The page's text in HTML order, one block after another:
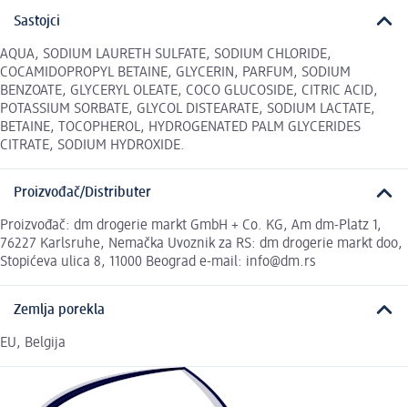
Sastojci
AQUA, SODIUM LAURETH SULFATE, SODIUM CHLORIDE,
COCAMIDOPROPYL BETAINE, GLYCERIN, PARFUM, SODIUM
BENZOATE, GLYCERYL OLEATE, COCO GLUCOSIDE, CITRIC ACID,
POTASSIUM SORBATE, GLYCOL DISTEARATE, SODIUM LACTATE,
BETAINE, TOCOPHEROL, HYDROGENATED PALM GLYCERIDES
CITRATE, SODIUM HYDROXIDE.
Proizvođač/Distributer
Proizvođač: dm drogerie markt GmbH + Co. KG, Am dm-Platz 1,
76227 Karlsruhe, Nemačka Uvoznik za RS: dm drogerie markt doo,
Stopićeva ulica 8, 11000 Beograd e-mail: info@dm.rs
Zemlja porekla
EU, Belgija